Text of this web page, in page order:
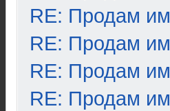
RE: Продам
RE: Продам
RE: Продам
RE: Продам